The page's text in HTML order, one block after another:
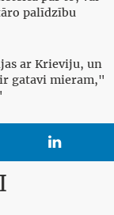
palīdzību
ar Krieviju, un
gatavi mieram,"
